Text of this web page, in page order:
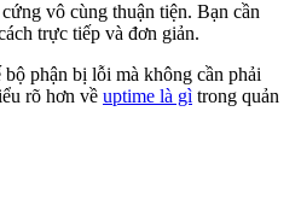
vô cùng thuận tiện. Bạn cần
trực tiếp và đơn giản.
phận bị lỗi mà không cần phải
rõ hơn về uptime là gì trong quản